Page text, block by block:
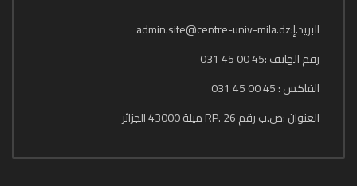
البريد.إ:admin.site@centre-univ-mila.dz
رقم الهاتف :45 00 45 031
الفاكس : 45 00 45 031
العنوان :ص.ب رقم 26 .RP ميلة 43000 الجزائر